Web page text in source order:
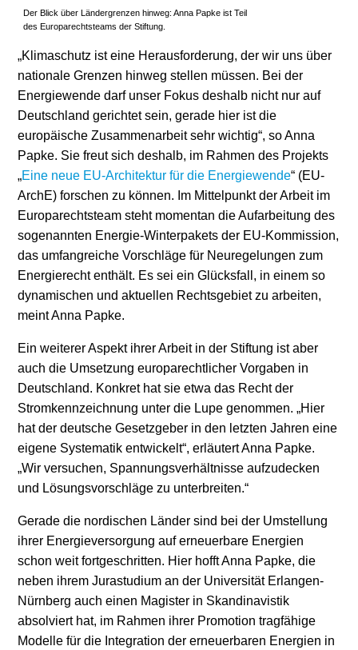
Der Blick über Ländergrenzen hinweg: Anna Papke ist Teil
des Europarechtsteams der Stiftung.
„Klimaschutz ist eine Herausforderung, der wir uns über
nationale Grenzen hinweg stellen müssen. Bei der
Energiewende darf unser Fokus deshalb nicht nur auf
Deutschland gerichtet sein, gerade hier ist die
europäische Zusammenarbeit sehr wichtig“, so Anna
Papke. Sie freut sich deshalb, im Rahmen des Projekts
„Eine neue EU-Architektur für die Energiewende“ (EU-
ArchE) forschen zu können. Im Mittelpunkt der Arbeit im
Europarechtsteam steht momentan die Aufarbeitung des
sogenannten Energie-Winterpakets der EU-Kommission,
das umfangreiche Vorschläge für Neuregelungen zum
Energierecht enthält. Es sei ein Glücksfall, in einem so
dynamischen und aktuellen Rechtsgebiet zu arbeiten,
meint Anna Papke.
Ein weiterer Aspekt ihrer Arbeit in der Stiftung ist aber
auch die Umsetzung europarechtlicher Vorgaben in
Deutschland. Konkret hat sie etwa das Recht der
Stromkennzeichnung unter die Lupe genommen. „Hier
hat der deutsche Gesetzgeber in den letzten Jahren eine
eigene Systematik entwickelt“, erläutert Anna Papke.
„Wir versuchen, Spannungsverhältnisse aufzudecken
und Lösungsvorschläge zu unterbreiten.“
Gerade die nordischen Länder sind bei der Umstellung
ihrer Energieversorgung auf erneuerbare Energien
schon weit fortgeschritten. Hier hofft Anna Papke, die
neben ihrem Jurastudium an der Universität Erlangen-
Nürnberg auch einen Magister in Skandinavistik
absolviert hat, im Rahmen ihrer Promotion tragfähige
Modelle für die Integration der erneuerbaren Energien in